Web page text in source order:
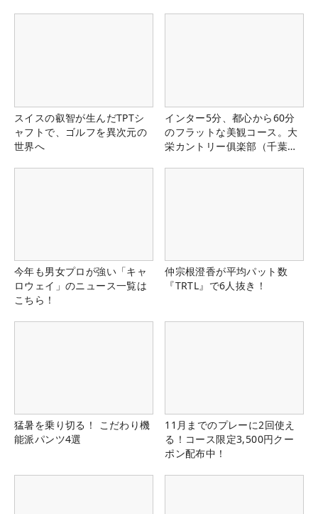
スイスの叡智が生んだTPTシ
ャフトで、ゴルフを異次元の
世界へ
インター5分、都心から60分
のフラットな美観コース。大
栄カントリー俱楽部（千葉
今年も男女プロが強い「キャ
ロウェイ」のニュース一覧は
こちら！
仲宗根澄香が平均パット数
『TRTL』で6人抜き！
猛暑を乗り切る！ こだわり機
能派パンツ4選
11月までのプレーに2回使え
る！コース限定3,500円クー
ポン配布中！